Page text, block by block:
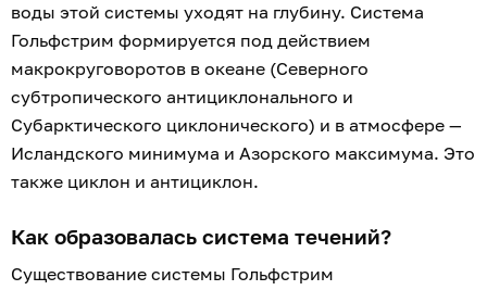
воды этой системы уходят на глубину. Система
Гольфстрим формируется под действием
макрокруговоротов в океане (Северного
субтропического антициклонального и
Субарктического циклонического) и в атмосфере —
Исландского минимума и Азорского максимума. Это
также циклон и антициклон.
Как образовалась система течений?
Существование системы Гольфстрим